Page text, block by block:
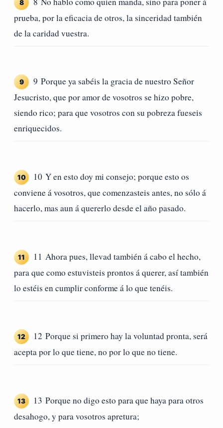
8
prueba, por la eficacia de otros, la sinceridad también
de la caridad vuestra.
9
9 Porque ya sabéis la gracia de nuestro Señor
Jesucristo, que por amor de vosotros se hizo pobre,
siendo rico; para que vosotros con su pobreza fueseis
enriquecidos.
10
10 Y en esto doy mi consejo; porque esto os
conviene á vosotros, que comenzasteis antes, no sólo á
hacerlo, mas aun á quererlo desde el año pasado.
11
11 Ahora pues, llevad también á cabo el hecho,
para que como estuvisteis prontos á querer, así también
lo estéis en cumplir conforme á lo que tenéis.
12
12 Porque si primero hay la voluntad pronta, será
acepta por lo que tiene, no por lo que no tiene.
13
13 Porque no digo esto para que haya para otros
desahogo, y para vosotros apretura;